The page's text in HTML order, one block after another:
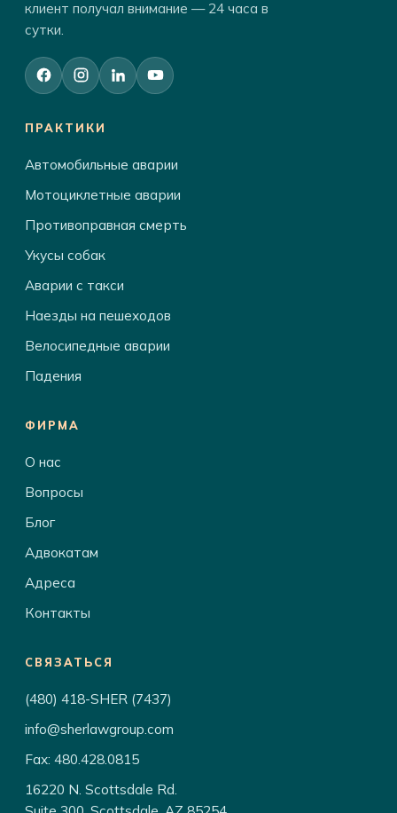
клиент получал внимание — 24 часа в
сутки.
ПРАКТИКИ
Автомобильные аварии
Мотоциклетные аварии
Противоправная смерть
Укусы собак
Аварии с такси
Наезды на пешеходов
Велосипедные аварии
Падения
ФИРМА
О нас
Вопросы
Блог
Адвокатам
Адреса
Контакты
СВЯЗАТЬСЯ
(480) 418-SHER (7437)
info@sherlawgroup.com
Fax: 480.428.0815
16220 N. Scottsdale Rd.